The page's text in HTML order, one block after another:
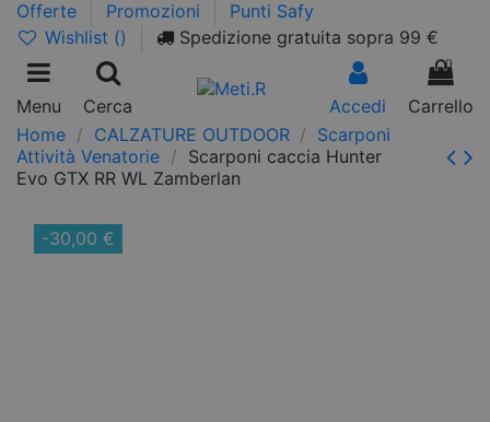
Offerte Promozioni
Punti Safy
Wishlist () Spedizione gratuita sopra 99 €
Menu Cerca Accedi
0
Carrello
Home
CALZATURE OUTDOOR
Scarponi
Attività Venatorie
Scarponi caccia Hunter
Evo GTX RR WL Zamberlan
-30,00 €